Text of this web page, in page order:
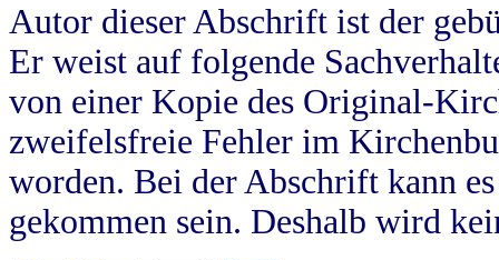
Autor dieser Abschrift ist der
Er weist auf folgende
von einer Kopie des Original-
zweifelsfreie Fehler im
worden. Bei der Abschrift kann
gekommen sein. Deshalb wird